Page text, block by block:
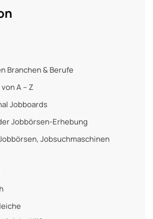
Branchen & Berufe
A – Z
Jobboards
Jobbörsen-Erhebung
Jobsuchmaschinen